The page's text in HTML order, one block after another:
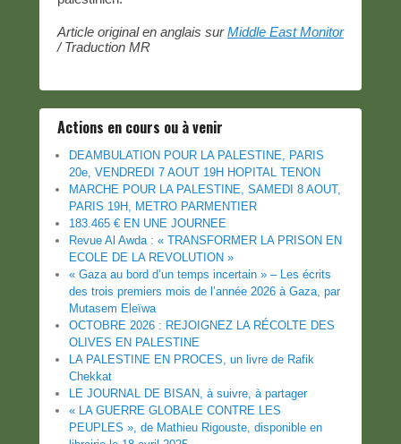
Article original en anglais surMiddle East Monitor
/ Traduction MR
Actions en cours ou à venir
DEAMBULATION POUR LA PALESTINE, PARIS
20e, VENDREDI 7 AOUT 19H HOPITAL TENON
MARCHE POUR LA PALESTINE, SAMEDI 8 AOUT,
PARIS 19H, METRO PARMENTIER
183.465 € EN UNE JOURNEE
Revue Al Awda : « TRANSFORMER LA PRISON EN
ECOLE DE LA REVOLUTION »
« Gaza au bord d’un temps incertain » – Les écrits
des trois premiers mois de l’année 2026 à Gaza, par
Mutasem Eleïwa
OCTOBRE 2026 : REJOIGNEZ LA RÉCOLTE DES
OLIVES EN PALESTINE
LA PALESTINE EN PROCES, un livre de Rafik
Chekkat
LE JOURNAL DE BISAN, à suivre, à partager
« LA GUERRE GLOBALE CONTRE LES
PEUPLES », de Mathieu Rigouste, disponible en